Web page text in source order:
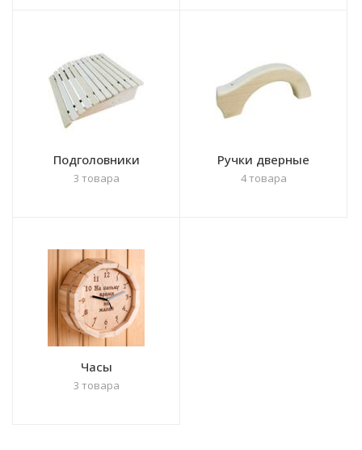
Подголовники
3 товара
Ручки дверные
4 товара
Часы
3 товара